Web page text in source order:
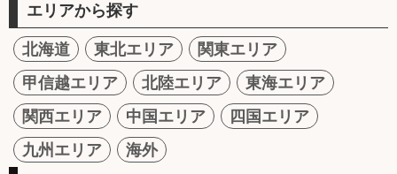
エリアから探す
北海道 東北エリア
関東エリア
甲信越エリア
北陸エリア
東海エリア
関西エリア
中国エリア
四国エリア
九州エリア
海外